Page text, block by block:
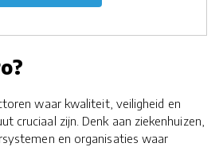
waar kwaliteit, veiligheid en
cruciaal zijn. Denk aan ziekenhuizen,
en organisaties waar